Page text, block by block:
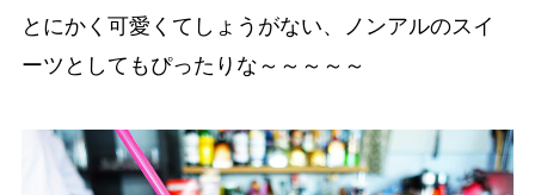
とにかく可愛くてしょうがない、ノンアルのスイ
ーツとしてもぴったりな～～～～～